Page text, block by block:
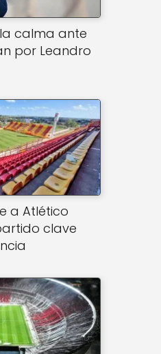
calma ante
por Leandro
a Atlético
clave